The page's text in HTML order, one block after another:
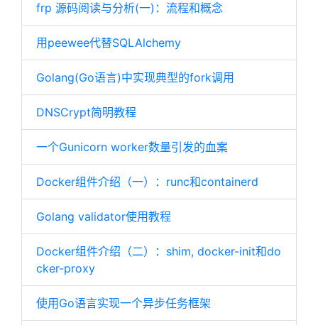
frp 源码阅读与分析(一)：流程和概念
用peewee代替SQLAlchemy
Golang(Go语言)中实现典型的fork调用
DNSCrypt简明教程
一个Gunicorn worker数量引发的血案
Docker组件介绍（一）：runc和containerd
Golang validator使用教程
Docker组件介绍（二）：shim, docker-init和do
cker-proxy
使用Go语言实现一个异步任务框架